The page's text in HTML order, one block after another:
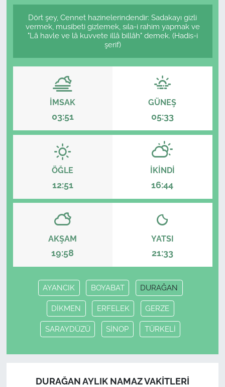
Dört şey, Cennet hazinelerindendir: Sadakayı gizli
vermek, musibeti gizlemek, sıla-i rahim yapmak ve
"Lâ havle ve lâ kuvvete illâ billâh" demek. (Hadis-i
şerif)
İMSAK
03:51
GÜNEŞ
05:33
ÖĞLE
12:51
İKINDI
16:44
AKŞAM
19:58
YATSI
21:33
AYANCIK BOYABAT DURAĞAN
DİKMEN ERFELEK GERZE
SARAYDÜZÜ SİNOP TÜRKELİ
DURAĞAN AYLIK NAMAZ VAKITLERI